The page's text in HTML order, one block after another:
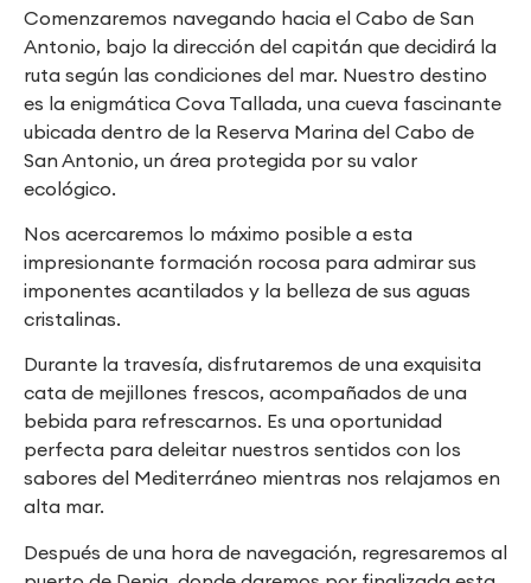
Comenzaremos navegando hacia el Cabo de San
Antonio, bajo la dirección del capitán que decidirá la
ruta según las condiciones del mar. Nuestro destino
es la enigmática Cova Tallada, una cueva fascinante
ubicada dentro de la Reserva Marina del Cabo de
San Antonio, un área protegida por su valor
ecológico.
Nos acercaremos lo máximo posible a esta
impresionante formación rocosa para admirar sus
imponentes acantilados y la belleza de sus aguas
cristalinas.
Durante la travesía, disfrutaremos de una exquisita
cata de mejillones frescos, acompañados de una
bebida para refrescarnos. Es una oportunidad
perfecta para deleitar nuestros sentidos con los
sabores del Mediterráneo mientras nos relajamos en
alta mar.
Después de una hora de navegación, regresaremos al